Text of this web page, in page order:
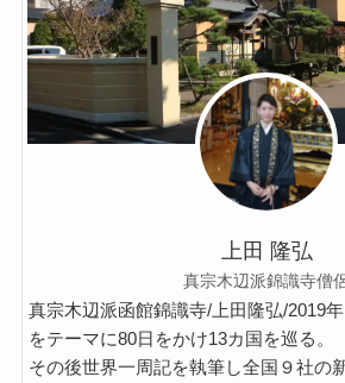
上田 隆弘
真宗木辺派錦識寺僧
真宗木辺派函館錦識寺/上田隆弘/2019年
をテーマに80日をかけ13カ国を巡る。
その後世界一周記を執筆し全国９社の